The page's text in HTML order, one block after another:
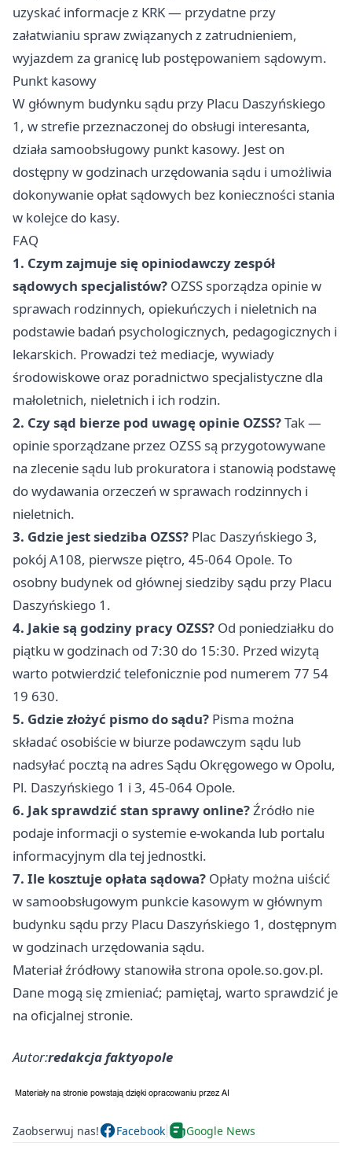
uzyskać informacje z KRK — przydatne przy
załatwianiu spraw związanych z zatrudnieniem,
wyjazdem za granicę lub postępowaniem sądowym.
Punkt kasowy
W głównym budynku sądu przy Placu Daszyńskiego
1, w strefie przeznaczonej do obsługi interesanta,
działa samoobsługowy punkt kasowy. Jest on
dostępny w godzinach urzędowania sądu i umożliwia
dokonywanie opłat sądowych bez konieczności stania
w kolejce do kasy.
FAQ
1. Czym zajmuje się opiniodawczy zespół
sądowych specjalistów? OZSS sporządza opinie w
sprawach rodzinnych, opiekuńczych i nieletnich na
podstawie badań psychologicznych, pedagogicznych i
lekarskich. Prowadzi też mediacje, wywiady
środowiskowe oraz poradnictwo specjalistyczne dla
małoletnich, nieletnich i ich rodzin.
2. Czy sąd bierze pod uwagę opinie OZSS?Tak —
opinie sporządzane przez OZSS są przygotowywane
na zlecenie sądu lub prokuratora i stanowią podstawę
do wydawania orzeczeń w sprawach rodzinnych i
nieletnich.
3. Gdzie jest siedziba OZSS? Plac Daszyńskiego 3,
pokój A108, pierwsze piętro, 45-064 Opole. To
osobny budynek od głównej siedziby sądu przy Placu
Daszyńskiego 1.
4. Jakie są godziny pracy OZSS? Od poniedziałku do
piątku w godzinach od 7:30 do 15:30. Przed wizytą
warto potwierdzić telefonicznie pod numerem 77 54
19 630.
5. Gdzie złożyć pismo do sądu? Pisma można
składać osobiście w biurze podawczym sądu lub
nadsyłać pocztą na adres Sądu Okręgowego w Opolu,
Pl. Daszyńskiego 1 i 3, 45-064 Opole.
6. Jak sprawdzić stan sprawy online?Źródło nie
podaje informacji o systemie e-wokanda lub portalu
informacyjnym dla tej jednostki.
7. Ile kosztuje opłata sądowa? Opłaty można uiścić
w samoobsługowym punkcie kasowym w głównym
budynku sądu przy Placu Daszyńskiego 1, dostępnym
w godzinach urzędowania sądu.
Materiał źródłowy stanowiła strona opole.so.gov.pl.
Dane mogą się zmieniać; pamiętaj, warto sprawdzić je
na oficjalnej stronie.
Autor:redakcja faktyopole
Zaobserwuj nas! Facebook Google News